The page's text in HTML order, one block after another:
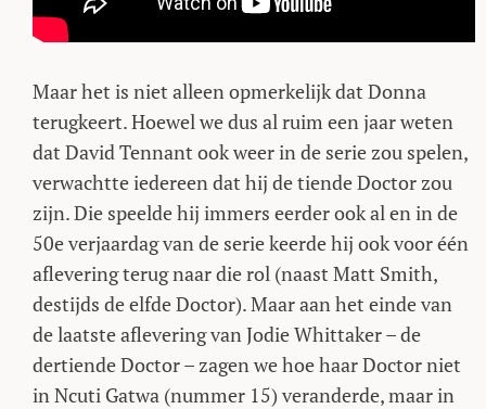
Maar het is niet alleen opmerkelijk dat Donna
terugkeert. Hoewel we dus al ruim een jaar weten
dat David Tennant ook weer in de serie zou spelen,
verwachtte iedereen dat hij de tiende Doctor zou
zijn. Die speelde hij immers eerder ook al en in de
50e verjaardag van de serie keerde hij ook voor één
aflevering terug naar die rol (naast Matt Smith,
destijds de elfde Doctor). Maar aan het einde van
de laatste aflevering van Jodie Whittaker – de
dertiende Doctor – zagen we hoe haar Doctor niet
in Ncuti Gatwa (nummer 15) veranderde, maar in